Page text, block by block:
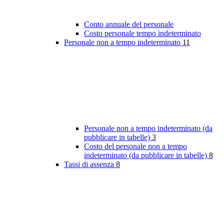
Conto annuale del personale
Costo personale tempo indeterminato
Personale non a tempo indeterminato 11
Personale non a tempo indeterminato (da
pubblicare in tabelle) 3
Costo del personale non a tempo
indeterminato (da pubblicare in tabelle) 8
Tassi di assenza 8